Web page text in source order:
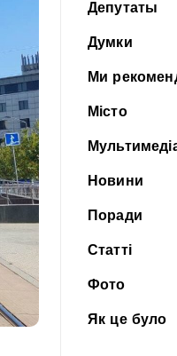
Депутаты
Думки
Ми
Місто
Новини
Поради
Статті
Фото
Як це було